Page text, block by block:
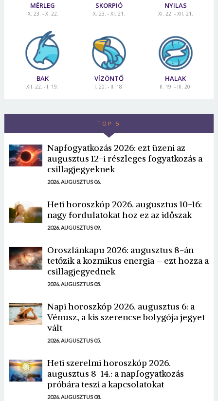
MÉRLEG
IX. 23. - X. 22.
SKORPIÓ
X. 23. - XI. 21.
NYILAS
XI. 22. - XII. 21.
BAK
XII. 22. - I. 19.
VÍZÖNTŐ
I. 20. - II. 18.
HALAK
II. 19. - III. 20.
TOP 5
Napfogyatkozás 2026: ezt üzeni az
augusztus 12-i részleges fogyatkozás a
csillagjegyeknek
2026. AUGUSZTUS 06.
Heti horoszkóp 2026. augusztus 10-16:
nagy fordulatokat hoz ez az időszak
2026. AUGUSZTUS 09.
Oroszlánkapu 2026: augusztus 8-án
tetőzik a kozmikus energia – ezt hozza a
csillagjegyednek
2026. AUGUSZTUS 05.
Napi horoszkóp 2026. augusztus 6: a
Vénusz, a kis szerencse bolygója jegyet
vált
2026. AUGUSZTUS 05.
Heti szerelmi horoszkóp 2026.
augusztus 8-14.: a napfogyatkozás
próbára teszi a kapcsolatokat
2026. AUGUSZTUS 08.